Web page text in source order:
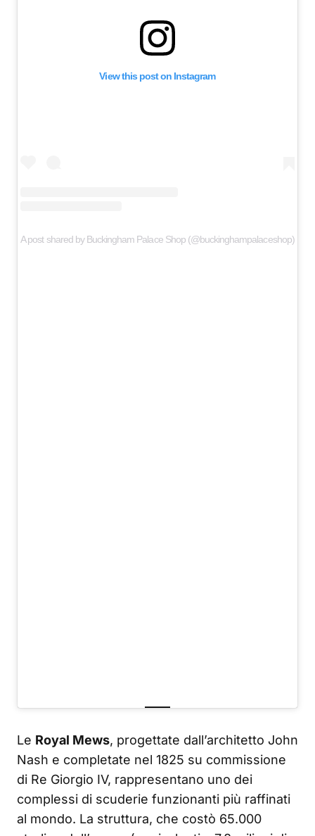
View this post on Instagram
A post shared by Buckingham Palace Shop (@buckinghampalaceshop)
Le Royal Mews, progettate dall’architetto John
Nash e completate nel 1825 su commissione
di Re Giorgio IV, rappresentano uno dei
complessi di scuderie funzionanti più raffinati
al mondo. La struttura, che costò 65.000